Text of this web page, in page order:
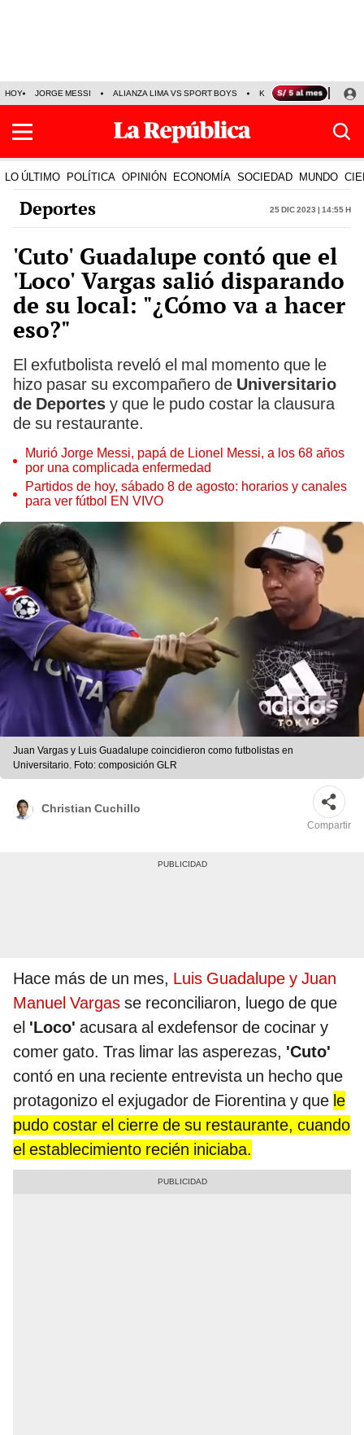
HOY JORGE MESSI ALIANZA LIMA VS SPORT BOYS KENJI FUJIMORI
LO ÚLTIMO POLÍTICA OPINIÓN ECONOMÍA SOCIEDAD MUNDO
Deportes 25 Dic 2023 | 14:55 h
'Cuto' Guadalupe contó que el
'Loco' Vargas salió disparando
de su local: "¿Cómo va a hacer
eso?"
El exfutbolista reveló el mal momento que le
hizo pasar su excompañero de Universitario
de Deportes y que le pudo costar la clausura
de su restaurante.
Murió Jorge Messi, papá de Lionel Messi, a los 68 años
por una complicada enfermedad
Partidos de hoy, sábado 8 de agosto: horarios y canales
para ver fútbol EN VIVO
Juan Vargas y Luis Guadalupe coincidieron como futbolistas en
Universitario. Foto: composición GLR
Christian Cuchillo
Compartir
Hace más de un mes, Luis Guadalupe y Juan
Manuel Vargas se reconciliaron, luego de que
el 'Loco' acusara al exdefensor de cocinar y
comer gato. Tras limar las asperezas, 'Cuto'
contó en una reciente entrevista un hecho que
protagonizo el exjugador de Fiorentina y que le
pudo costar el cierre de su restaurante, cuando
el establecimiento recién iniciaba.